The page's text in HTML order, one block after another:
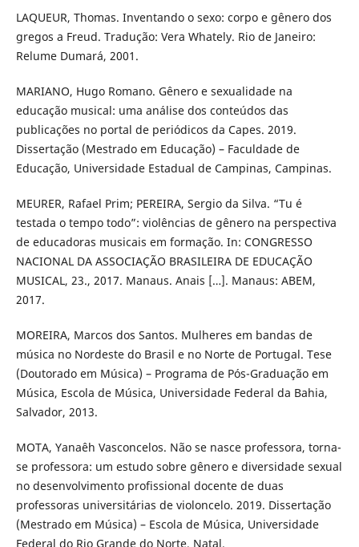
LAQUEUR, Thomas. Inventando o sexo: corpo e gênero dos
gregos a Freud. Tradução: Vera Whately. Rio de Janeiro:
Relume Dumará, 2001.
MARIANO, Hugo Romano. Gênero e sexualidade na
educação musical: uma análise dos conteúdos das
publicações no portal de periódicos da Capes. 2019.
Dissertação (Mestrado em Educação) – Faculdade de
Educação, Universidade Estadual de Campinas, Campinas.
MEURER, Rafael Prim; PEREIRA, Sergio da Silva. “Tu é
testada o tempo todo”: violências de gênero na perspectiva
de educadoras musicais em formação. In: CONGRESSO
NACIONAL DA ASSOCIAÇÃO BRASILEIRA DE EDUCAÇÃO
MUSICAL, 23., 2017. Manaus. Anais […]. Manaus: ABEM,
2017.
MOREIRA, Marcos dos Santos. Mulheres em bandas de
música no Nordeste do Brasil e no Norte de Portugal. Tese
(Doutorado em Música) – Programa de Pós-Graduação em
Música, Escola de Música, Universidade Federal da Bahia,
Salvador, 2013.
MOTA, Yanaêh Vasconcelos. Não se nasce professora, torna-
se professora: um estudo sobre gênero e diversidade sexual
no desenvolvimento profissional docente de duas
professoras universitárias de violoncelo. 2019. Dissertação
(Mestrado em Música) – Escola de Música, Universidade
Federal do Rio Grande do Norte, Natal.